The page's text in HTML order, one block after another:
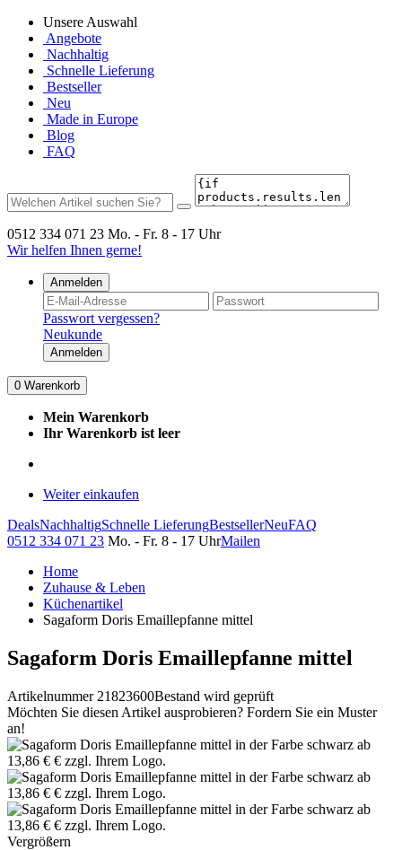
Unsere Auswahl
Angebote
Nachhaltig
Schnelle Lieferung
Bestseller
Neu
Made in Europe
Blog
FAQ
0512 334 071 23 Mo. - Fr. 8 - 17 Uhr
Wir helfen Ihnen gerne!
Anmelden
Passwort vergessen?
Neukunde
Anmelden
0 Warenkorb
Mein Warenkorb
Ihr Warenkorb ist leer
Weiter einkaufen
DealsNachhaltigSchnelle LieferungBestsellerNeuFAQ
0512 334 071 23 Mo. - Fr. 8 - 17 UhrMailen
Home
Zuhause & Leben
Küchenartikel
Sagaform Doris Emaillepfanne mittel
Sagaform Doris Emaillepfanne mittel
Artikelnummer 21823600Bestand wird geprüft
Möchten Sie diesen Artikel ausprobieren? Fordern Sie ein Muster
an!
Vergrößern